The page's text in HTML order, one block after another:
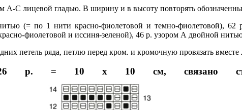
A-С лицевой гладью. В ширину и в высоту повторять
(= по 1 нити красно-фиолетовой и темно-фиолетовой),
фиолетовой и иссиня-зеленой), 46 р. узором А двойной
петель ряда, петлю перед кром. и кромочную провязать вместе
= 10 х 10 см, связано